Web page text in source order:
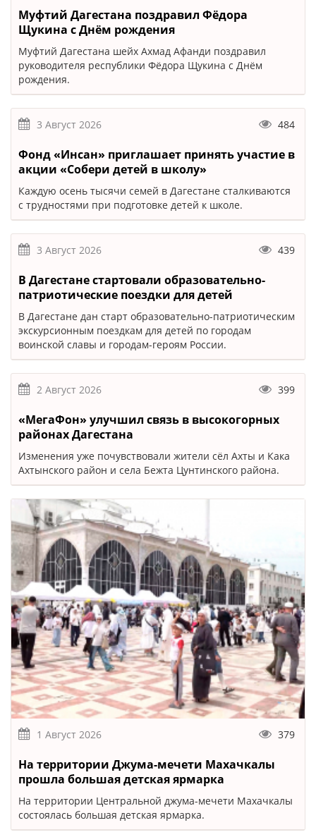
Муфтий Дагестана поздравил Фёдора
Щукина с Днём рождения
Муфтий Дагестана шейх Ахмад Афанди поздравил
руководителя республики Фёдора Щукина с Днём
рождения.
3 Август 2026 484
Фонд «Инсан» приглашает принять участие в
акции «Собери детей в школу»
Каждую осень тысячи семей в Дагестане сталкиваются
с трудностями при подготовке детей к школе.
3 Август 2026 439
В Дагестане стартовали образовательно-
патриотические поездки для детей
В Дагестане дан старт образовательно-патриотическим
экскурсионным поездкам для детей по городам
воинской славы и городам-героям России.
2 Август 2026 399
«МегаФон» улучшил связь в высокогорных
районах Дагестана
Изменения уже почувствовали жители сёл Ахты и Кака
Ахтынского район и села Бежта Цунтинского района.
1 Август 2026 379
На территории Джума-мечети Махачкалы
прошла большая детская ярмарка
На территории Центральной джума-мечети Махачкалы
состоялась большая детская ярмарка.